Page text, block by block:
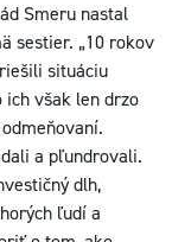
Smeru nastal
sestier. „10 rokov
situáciu
ich však len drzo
a pľundrovali.
dlh,
ľudí a